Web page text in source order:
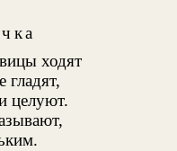
ходят
гладят,
целуют.